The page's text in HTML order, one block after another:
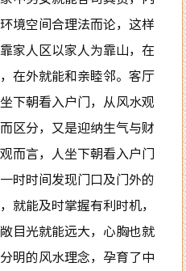
境空间合理法而论，这样
家人区以家人为靠山，在
在外就能和亲睦邻。客厅
下朝看入户门，从风水观
区分，又是迎纳生气与财
而言，人坐下朝看入户门
时时间发现门口及门外的
就能及时掌握有利时机，
目光就能远大，心胸也就
明的风水理念，孕育了中